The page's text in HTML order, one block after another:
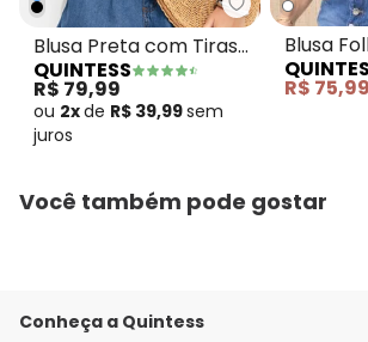
Quintess -
Blusa Preta com Tiras
no Ombro
QUINTESS
R$ 79,99
ou 2xde R$ 39,99sem
juros
Blusa
com
R$
Você também pode gostar
Conheça a Quintess